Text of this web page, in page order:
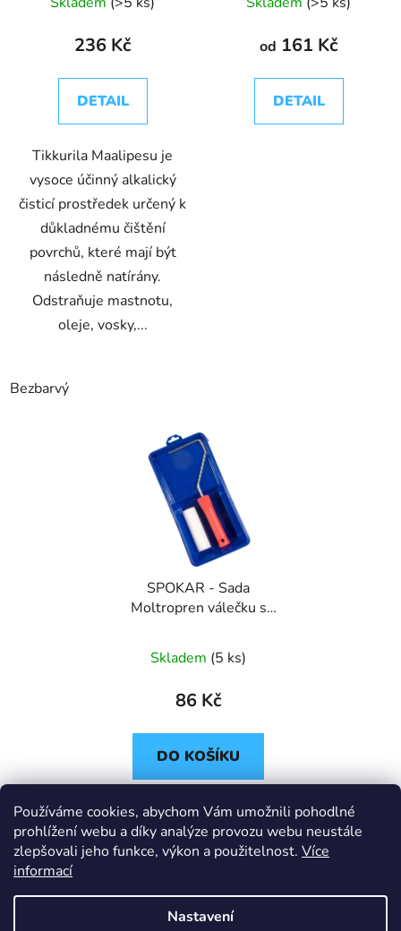
Používáme cookies, abychom Vám umožnili pohodlné
prohlížení webu a díky analýze provozu webu neustále
zlepšovali jeho funkce, výkon a použitelnost. Více
informací
Nastavení
236 Kč
DETAIL
Tikkurila Maalipesu je
vysoce účinný alkalický
čisticí prostředek určený k
důkladnému čištění
povrchů, které mají být
následně natírány.
Odstraňuje mastnotu,
oleje, vosky,...
Bezbarvý
od 161 Kč
DETAIL
SPOKAR - Sada
Moltropren válečku s
Skladem (5 ks)
86 Kč
DO KOŠÍKU
Sada Moltropren válečku
s držadlem a vaničkou
100mm pro vodou
barvy a laky.